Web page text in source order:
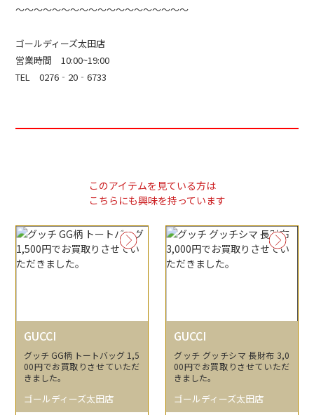
～～～～～～～～～～～～～～～～～～～
ゴールディーズ太田店
営業時間 10:00~19:00
TEL 0276‐20‐6733
このアイテムを見ている方は
こちらにも興味を持っています
GUCCI
グッチ GG柄 トートバッグ 1,5
00円でお買取りさせていただ
きました。
ゴールディーズ太田店
GUCCI
グッチ グッチシマ 長財布 3,0
00円でお買取りさせていただ
きました。
ゴールディーズ太田店